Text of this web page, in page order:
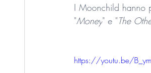
I Moonchild hanno
"Money" e "The
https://youtu.be/